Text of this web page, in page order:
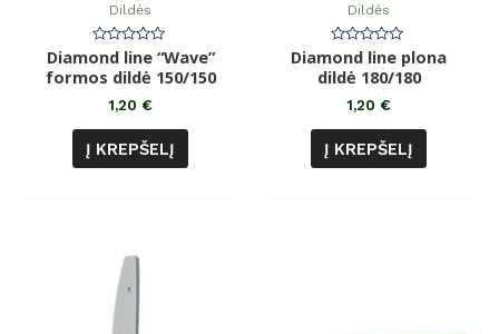
Dildės
Įvertinimas:
0
iš
Diamond line “Wave”
formos dildė 150/150
1,20 €
Į KREPŠELĮ
Dildės
Įvertinimas:
0
iš
Diamond line plona
dildė 180/180
1,20 €
Į KREPŠELĮ